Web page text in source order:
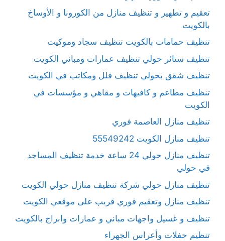
تعقيم و تطهير و تنظيف منازل من الكورونا و الأوساخ
بالكويت
تنظيف حمامات بالكويت تنظيف سجاد وموكيت
تنظيف ستائر حولي تنظيف عمارات ومباني الكويت
تنظيف شقق بحولي تنظيف فلل ومكاتب في الكويت
تنظيف مطاعم و كافيهات و مقاهي و مؤسسات في
الكويت
تنظيف منازل العاصمة فوري
تنظيف منازل الكويت 55549242
تنظيف منازل حولي 24 ساعة خدمة تنظيف المساجد
في حولي
تنظيف منازل حولي شركة تنظيف منازل حولي الكويت
تنظيف منازل وتعقيم فوري قريب على موقعي الكويت
تنظيف و غسيل واجهات مباني و عمارات وابراج بالكويت
تنظيم حفلات وأعراس الجهراء